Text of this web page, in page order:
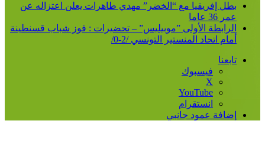
بطل إفريقيا مع “الخضر” مهدي طاهرات يعلن اعتزاله عن
عمر 36 عاما
الرابطة الأولى ”موبيليس” – تحضيرات : فوز شباب قسنطينة
أمام اتحاد المنستير التونسي /2-0/
تابعنا
فيسبوك
‫X
‫YouTube
انستقرام
إضافة عمود جانبي